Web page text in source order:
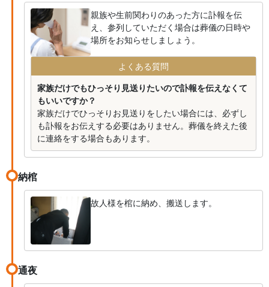
親族や生前関わりのあった方に訃報を伝
え、参列していただく場合は葬儀の日時や
場所をお知らせしましょう。
よくある質問
家族だけでもひっそり見送りたいので訃報を伝えなくて
もいいですか？
家族だけでひっそりお見送りをしたい場合には、必ずし
も訃報をお伝えする必要はありません。葬儀を終えた後
に連絡をする場合もあります。
納棺
故人様を棺に納め、搬送します。
通夜